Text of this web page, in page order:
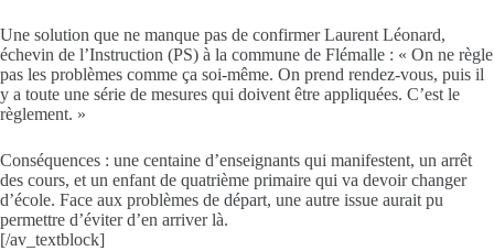
Une solution que ne manque pas de confirmer Laurent Léonard,
échevin de l’Instruction (PS) à la commune de Flémalle : « On ne règle
pas les problèmes comme ça soi-même. On prend rendez-vous, puis il
y a toute une série de mesures qui doivent être appliquées. C’est le
règlement. »
Conséquences : une centaine d’enseignants qui manifestent, un arrêt
des cours, et un enfant de quatrième primaire qui va devoir changer
d’école. Face aux problèmes de départ, une autre issue aurait pu
permettre d’éviter d’en arriver là.
[/av_textblock]